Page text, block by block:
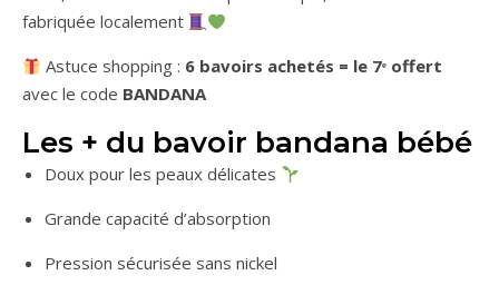
fabriquée localement
Astuce shopping : 6 bavoirs achetés = le 7ᵉ offert
avec le code BANDANA
Les + du bavoir bandana bébé
Doux pour les peaux délicates
Grande capacité d’absorption
Pression sécurisée sans nickel